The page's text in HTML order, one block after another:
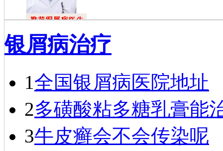
戴礼
戴礼，毕业于
福建医科大学，现
医院医师…[详细]
银屑病治疗
1全国银屑病医院地址
2多磺酸粘多糖乳膏能
3牛皮癣会不会传染呢